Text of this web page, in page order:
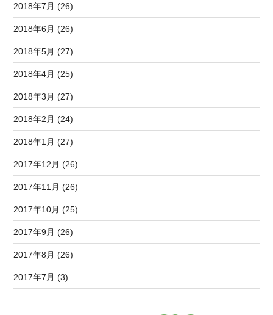
2018年7月 (26)
2018年6月 (26)
2018年5月 (27)
2018年4月 (25)
2018年3月 (27)
2018年2月 (24)
2018年1月 (27)
2017年12月 (26)
2017年11月 (26)
2017年10月 (25)
2017年9月 (26)
2017年8月 (26)
2017年7月 (3)